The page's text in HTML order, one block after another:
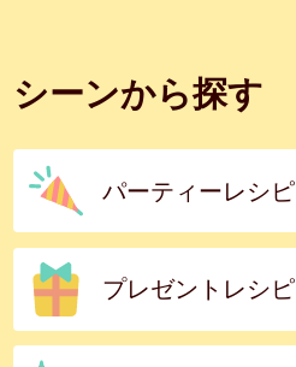
シーンから探す
パーティーレシピ
プレゼントレシピ